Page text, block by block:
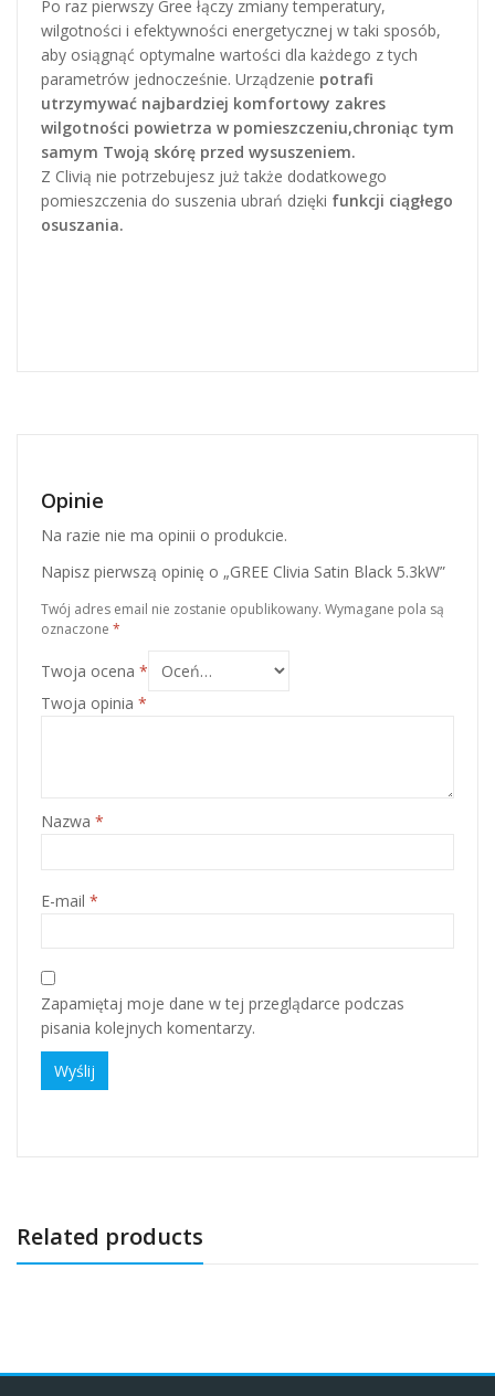
Po raz pierwszy Gree łączy zmiany temperatury,
wilgotności i efektywności energetycznej w taki sposób,
aby osiągnąć optymalne wartości dla każdego z tych
parametrów jednocześnie. Urządzenie potrafi
utrzymywać najbardziej komfortowy zakres
wilgotności powietrza w pomieszczeniu,chroniąc tym
samym Twoją skórę przed wysuszeniem.
Z Clivią nie potrzebujesz już także dodatkowego
pomieszczenia do suszenia ubrań dzięki funkcji ciągłego
osuszania.
Opinie
Na razie nie ma opinii o produkcie.
Napisz pierwszą opinię o „GREE Clivia Satin Black 5.3kW”
Twój adres email nie zostanie opublikowany. Wymagane pola są
oznaczone *
Twoja ocena *
Twoja opinia *
Nazwa *
E-mail *
Zapamiętaj moje dane w tej przeglądarce podczas
pisania kolejnych komentarzy.
Related products